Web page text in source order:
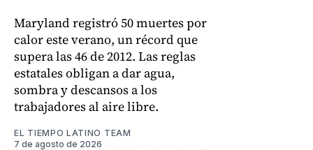
Maryland registró 50 muertes por
calor este verano, un récord que
supera las 46 de 2012. Las reglas
estatales obligan a dar agua,
sombra y descansos a los
trabajadores al aire libre.
EL TIEMPO LATINO TEAM
7 de agosto de 2026